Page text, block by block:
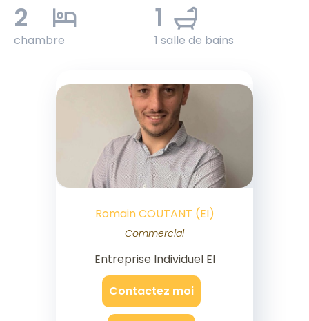
2
chambre
1
1 salle de bains
Romain COUTANT (EI)
Commercial
Entreprise Individuel EI
Contactez moi